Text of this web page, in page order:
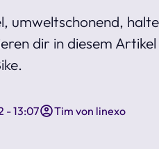
umweltschonend,
dir in diesem
13:07 Tim von linexo